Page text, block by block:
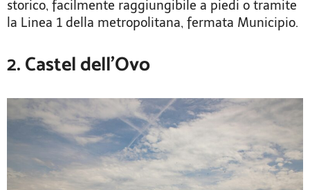
storico, facilmente raggiungibile a piedi o tramite
la Linea 1 della metropolitana, fermata Municipio.
2. Castel dell’Ovo